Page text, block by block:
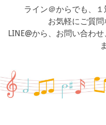
ライン＠からでも、１
お気軽にご質問
LINE@から、お問い合わ